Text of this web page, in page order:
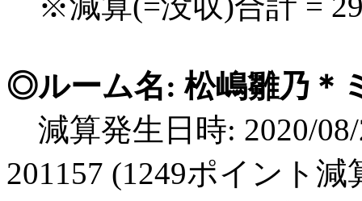
◎ルーム名: 松嶋雛乃＊
減算発生日時: 2020/
201157 (1249ポイント減